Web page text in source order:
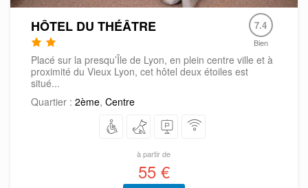
HÔTEL DU THÉÂTRE 7.4
Bien
Placé sur la presqu’Île de Lyon, en plein centre ville et à
proximité du Vieux Lyon, cet hôtel deux étoiles est
situé...
Quartier : 2ème, Centre
à partir de
55 €